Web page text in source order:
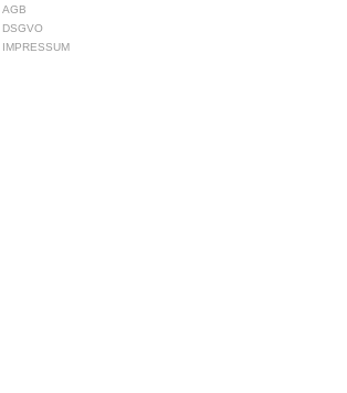
AGB
DSGVO
IMPRESSUM